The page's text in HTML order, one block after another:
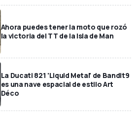
Ahora puedes tener la moto que rozó
la victoria del TT de la Isla de Man
La Ducati 821 'Liquid Metal' de Bandit9
es una nave espacial de estilo Art
Déco